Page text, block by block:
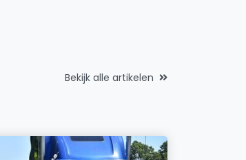
Bekijk alle artikelen